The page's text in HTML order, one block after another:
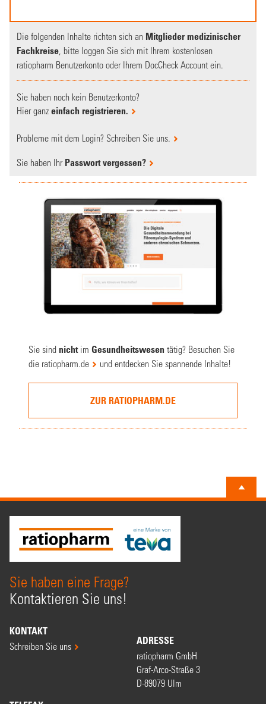
Die folgenden Inhalte richten sich an Mitglieder medizinischer
Fachkreise , bitte loggen Sie sich mit Ihrem kostenlosen
ratiopharm Benutzerkonto oder Ihrem DocCheck Account ein.
Sie haben noch kein Benutzerkonto?
Hier ganz einfach registrieren.
Probleme mit dem Login? Schreiben Sie uns.
Sie haben Ihr Passwort vergessen?
Sie sind nicht im Gesundheitswesen tätig? Besuchen Sie
die ratiopharm.de und entdecken Sie spannende Inhalte!
ZUR RATIOPHARM.DE
Sie haben eine Frage?
Kontaktieren Sie uns!
KONTAKT
Schreiben Sie uns ADRESSE
ratiopharm GmbH
Graf-Arco-Straße 3
D-89079 Ulm